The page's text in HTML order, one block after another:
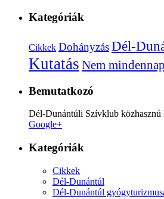
Kategóriák
Cikkek DohányzásDél-
Kutatás Nem
Bemutatkozó
Dél-Dunántúli Szívklub közhasznú
Google+
Kategóriák
Cikkek
Dél-Dunántúl
Dél-Dunántúl